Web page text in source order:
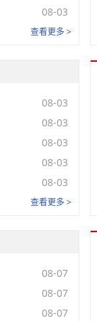
08-03
查看更多 >
08-03
08-03
08-03
08-03
08-03
查看更多 >
08-07
08-07
08-07